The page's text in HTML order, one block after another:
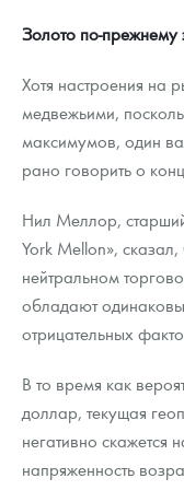
Золото по-
Хотя настроения на
медвежьими,
максимумов, один
рано говорить о
Нил Меллор,
York Mellon»,
нейтральном
обладают
отрицательных
В то время как
доллар, текущая
негативно скажется
напряженность